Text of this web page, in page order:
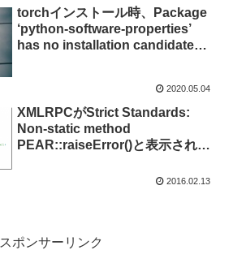
torchインストール時、Package
‘python-software-properties’
has no installation candidate
2020.05.04
XMLRPCがStrict Standards:
Non-static method
PEAR::raiseError()と表示されて
2016.02.13
スポンサーリンク